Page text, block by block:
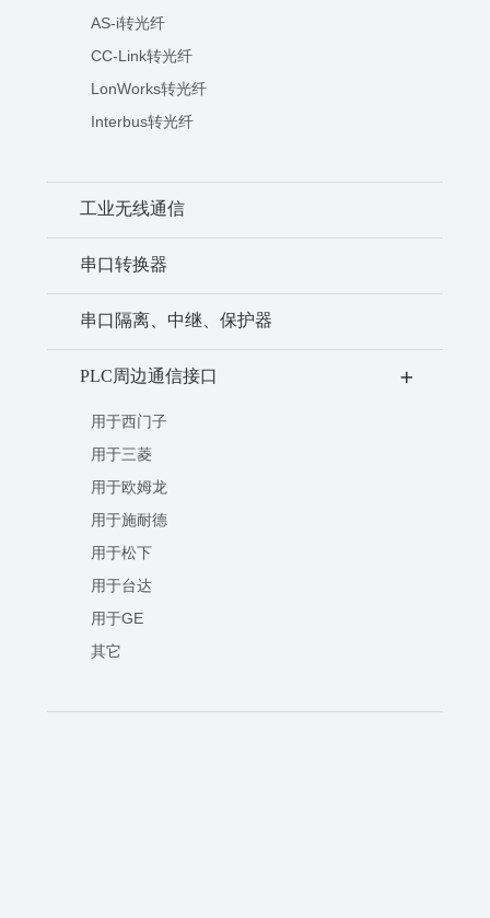
AS-i转光纤
CC-Link转光纤
LonWorks转光纤
Interbus转光纤
工业无线通信
串口转换器
串口隔离、中继、保护器
PLC周边通信接口 +
用于西门子
用于三菱
用于欧姆龙
用于施耐德
用于松下
用于台达
用于GE
其它